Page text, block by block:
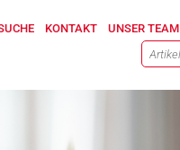
KONTAKT UNSER TEAM